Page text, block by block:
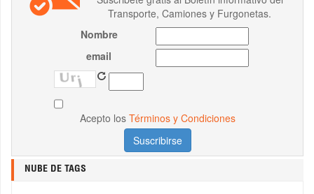
Transporte, Camiones y Furgonetas.
Nombre
email
Acepto los Términos y Condiciones
NUBE DE TAGS